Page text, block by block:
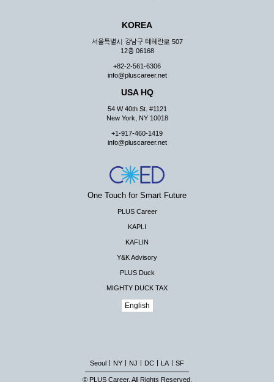
KOREA
서울특별시 강남구 테헤란로 507
12층 06168
+82-2-561-6306
info@pluscareer.net
USA HQ
54 W 40th St. #1121
New York, NY 10018
+1-917-460-1419
info@pluscareer.net
One Touch for Smart Future
PLUS Career
KAPLI
KAFLIN
Y&K Advisory
PLUS Duck
MIGHTY DUCK TAX
English
Seoul NY NJ DC LA SF
© PLUS Career. All Rights Reserved.